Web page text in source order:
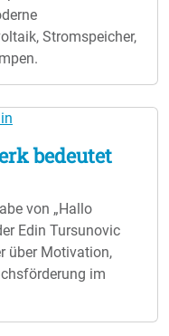
Stromspeicher,
bedeutet
von „Hallo
Edin Tursunovic
über Motivation,
im